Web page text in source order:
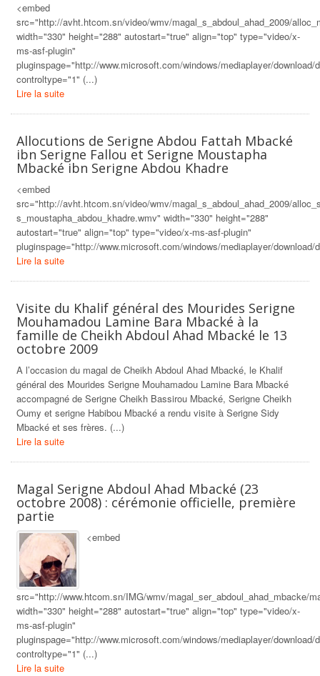
<embed
src="http://avht.htcom.sn/video/wmv/magal_s_abdoul_ahad_2009/
width="330" height="288" autostart="true" align="top" type="video/x-
ms-asf-plugin"
pluginspage="http://www.microsoft.com/windows/mediaplayer/download/
controltype="1" (...)
Lire la suite
Allocutions de Serigne Abdou Fattah Mbacké
ibn Serigne Fallou et Serigne Moustapha
Mbacké ibn Serigne Abdou Khadre
<embed
src="http://avht.htcom.sn/video/wmv/magal_s_abdoul_ahad_2009/
s_moustapha_abdou_khadre.wmv" width="330" height="288"
autostart="true" align="top" type="video/x-ms-asf-plugin"
pluginspage="http://www.microsoft.com/windows/mediaplayer/download/
Lire la suite
Visite du Khalif général des Mourides Serigne
Mouhamadou Lamine Bara Mbacké à la
famille de Cheikh Abdoul Ahad Mbacké le 13
octobre 2009
A l’occasion du magal de Cheikh Abdoul Ahad Mbacké, le Khalif
général des Mourides Serigne Mouhamadou Lamine Bara Mbacké
accompagné de Serigne Cheikh Bassirou Mbacké, Serigne Cheikh
Oumy et serigne Habibou Mbacké a rendu visite à Serigne Sidy
Mbacké et ses frères. (...)
Lire la suite
Magal Serigne Abdoul Ahad Mbacké (23
octobre 2008) : cérémonie officielle, première
partie
<embed
src="http://www.htcom.sn/IMG/wmv/magal_ser_abdoul_ahad_mbacke/
width="330" height="288" autostart="true" align="top" type="video/x-
ms-asf-plugin"
pluginspage="http://www.microsoft.com/windows/mediaplayer/download/
controltype="1" (...)
Lire la suite